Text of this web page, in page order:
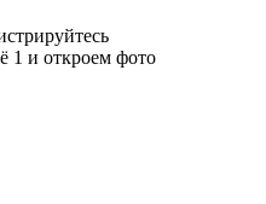
1 и откроем фото